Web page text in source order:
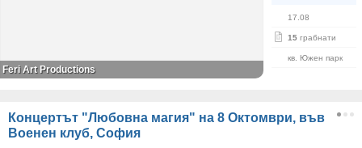
17.08
15 грабнати
кв. Южен парк
Feri Art Productions
Концертът "Любовна магия" на 8 Октомври, във
Военен клуб, София